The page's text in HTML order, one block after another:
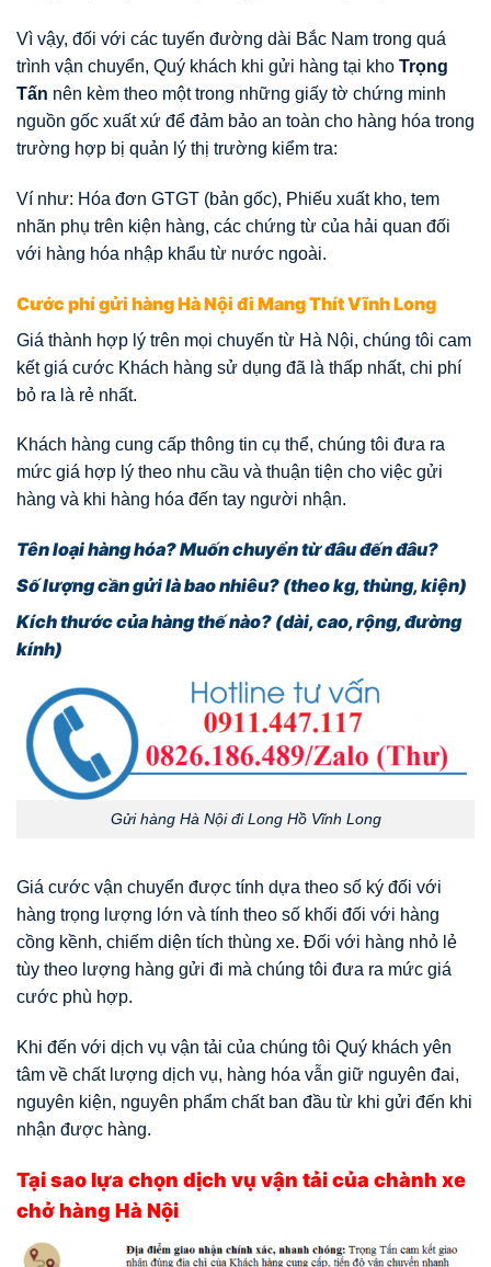
Vì vậy, đối với các tuyến đường dài Bắc Nam trong quá
trình vận chuyển, Quý khách khi gửi hàng tại kho Trọng
Tấn nên kèm theo một trong những giấy tờ chứng minh
nguồn gốc xuất xứ để đảm bảo an toàn cho hàng hóa trong
trường hợp bị quản lý thị trường kiểm tra:
Ví như: Hóa đơn GTGT (bản gốc), Phiếu xuất kho, tem
nhãn phụ trên kiện hàng, các chứng từ của hải quan đối
với hàng hóa nhập khẩu từ nước ngoài.
Cước phí gửi hàng Hà Nội đi Mang Thít Vĩnh Long
Giá thành hợp lý trên mọi chuyến từ Hà Nội, chúng tôi cam
kết giá cước Khách hàng sử dụng đã là thấp nhất, chi phí
bỏ ra là rẻ nhất.
Khách hàng cung cấp thông tin cụ thể, chúng tôi đưa ra
mức giá hợp lý theo nhu cầu và thuận tiện cho việc gửi
hàng và khi hàng hóa đến tay người nhận.
Tên loại hàng hóa? Muốn chuyển từ đâu đến đâu?
Số lượng cần gửi là bao nhiêu? (theo kg, thùng, kiện)
Kích thước của hàng thế nào? (dài, cao, rộng, đường
kính)
Gửi hàng Hà Nội đi Long Hồ Vĩnh Long
Giá cước vận chuyển được tính dựa theo số ký đối với
hàng trọng lượng lớn và tính theo số khối đối với hàng
cồng kềnh, chiếm diện tích thùng xe. Đối với hàng nhỏ lẻ
tùy theo lượng hàng gửi đi mà chúng tôi đưa ra mức giá
cước phù hợp.
Khi đến với dịch vụ vận tải của chúng tôi Quý khách yên
tâm về chất lượng dịch vụ, hàng hóa vẫn giữ nguyên đai,
nguyên kiện, nguyên phẩm chất ban đầu từ khi gửi đến khi
nhận được hàng.
Tại sao lựa chọn dịch vụ vận tải của chành xe
chở hàng Hà Nội